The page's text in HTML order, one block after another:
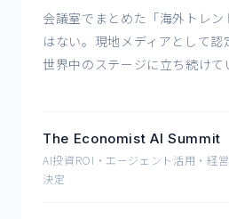
会議室でまとめた「海外トレン
はない。現地メディアとして認
世界中のステージに立ち続けて
The Economist AI Summit
AI投資ROI・エージェント活用・経
決定